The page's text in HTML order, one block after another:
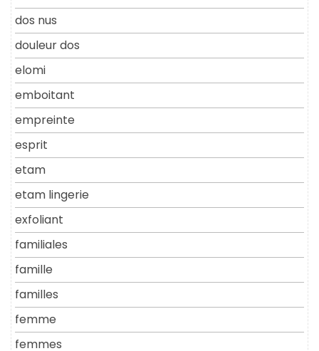
dos nus
douleur dos
elomi
emboitant
empreinte
esprit
etam
etam lingerie
exfoliant
familiales
famille
familles
femme
femmes